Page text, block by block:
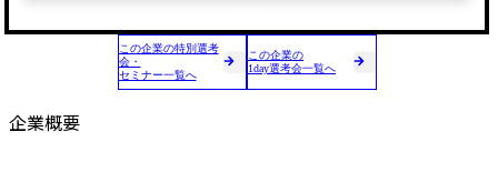
この企業の特別選考
会・
セミナー一覧へ
この企業の
1day選考会一覧へ
企業概要